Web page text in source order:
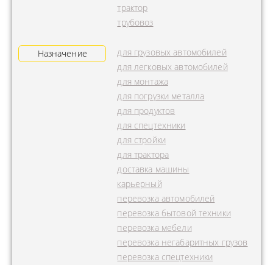
трактор
трубовоз
Назначение
для грузовых автомобилей
для легковых автомобилей
для монтажа
для погрузки металла
для продуктов
для спецтехники
для стройки
для трактора
доставка машины
карьерный
перевозка автомобилей
перевозка бытовой техники
перевозка мебели
перевозка негабаритных грузов
перевозка спецтехники